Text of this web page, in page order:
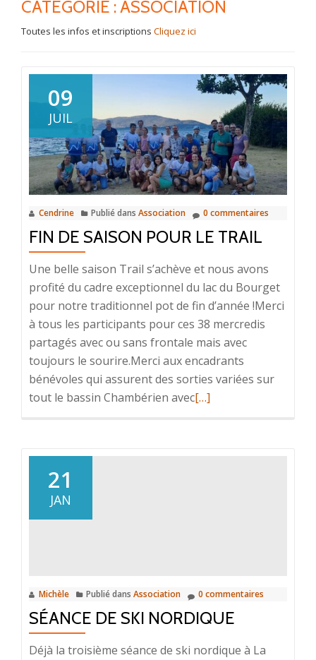
CATÉGORIE :ASSOCIATION
Toutes les infos et inscriptions Cliquez ici
09
JUIL
Cendrine Publié dans Association 0 commentaires
FIN DE SAISON POUR LE TRAIL
Une belle saison Trail s’achève et nous avons
profité du cadre exceptionnel du lac du Bourget
pour notre traditionnel pot de fin d’année !Merci
à tous les participants pour ces 38 mercredis
partagés avec ou sans frontale mais avec
toujours le sourire.Merci aux encadrants
bénévoles qui assurent des sorties variées sur
tout le bassin Chambérien avecEn
[…]
21
JAN
Michèle Publié dans Association 0 commentaires
SÉANCE DE SKI NORDIQUE
Déjà la troisième séance de ski nordique à La